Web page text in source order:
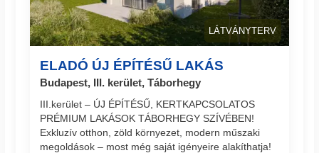
LÁTVÁNYTERV
ELADÓ ÚJ ÉPÍTÉSŰ LAKÁS
Budapest, III. kerület, Táborhegy
III.kerület – ÚJ ÉPÍTÉSŰ, KERTKAPCSOLATOS
PRÉMIUM LAKÁSOK TÁBORHEGY SZÍVÉBEN!
Exkluzív otthon, zöld környezet, modern műszaki
megoldások – most még saját igényeire alakíthatja!